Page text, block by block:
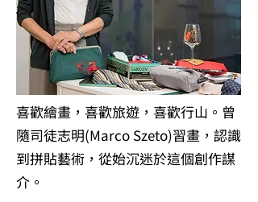
喜歡繪畫，喜歡旅遊，喜歡行山。曾
隨司徒志明(Marco Szeto)習畫，認識
到拼貼藝術，從始沉迷於這個創作謀
介。